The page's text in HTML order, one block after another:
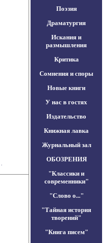
Поэзия
Драматургия
Искания и
размышления
Критика
Сомнения и споры
Новые книги
У нас в гостях
Издательство
Книжная лавка
Журнальный зал
ОБОЗРЕНИЯ
"Классики и
современники"
"Слово о..."
"Тайная история
творений"
"Книга писем"